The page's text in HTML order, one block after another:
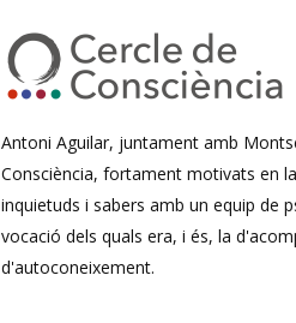
Antoni Aguilar, juntament amb
Consciència, fortament motivats en
inquietuds i sabers amb un equip de
vocació dels quals era, i és, la
d'autoconeixement.